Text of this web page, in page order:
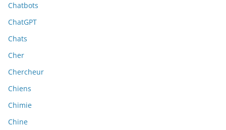
Chatbots
ChatGPT
Chats
Cher
Chercheur
Chiens
Chimie
Chine